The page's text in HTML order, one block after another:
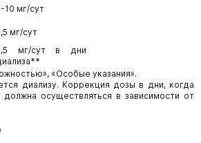
10 мг/сут
мг/сут
мг/сут в дни
«Особые указания».
диализу. Коррекция дозы в дни, когда
должна осуществляться в зависимости от